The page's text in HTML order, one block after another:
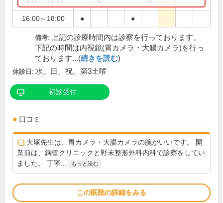
16:00～18:00 ● ●
備考:
上記の診療時間内は診察を行っております。
下記の時間は内視鏡(胃カメラ・大腸カメラ)を行っ
ております...(続きを読む)
休診日: 水、日、祝、第3土曜
初診受付
口コミ
大塚先生は、胃カメラ・大腸カメラの腕がいいです。 開
業前は、鋼管クリニックと野末整形外科内科で診察をしてい
ました。 丁寧...
もっと読む
この医院の詳細をみる